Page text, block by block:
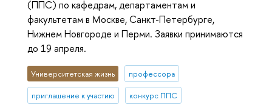
(ППС) по кафедрам, департаментам и
факультетам в Москве, Санкт-Петербурге,
Нижнем Новгороде и Перми. Заявки принимаются
до 19 апреля.
Университетская жизнь профессора
приглашение к участию конкурс ППС